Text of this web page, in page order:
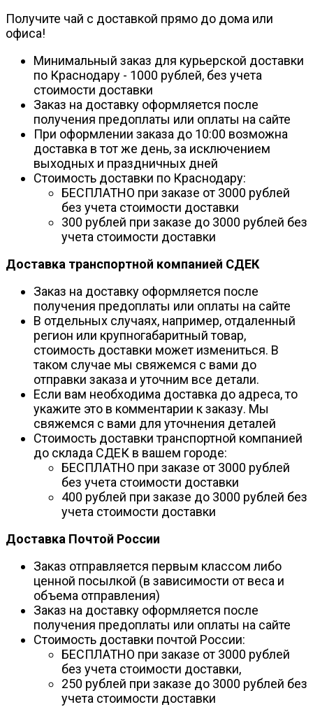
Получите чай с доставкой прямо до дома или
офиса!
Минимальный заказ для курьерской доставки
по Краснодару - 1000 рублей, без учета
стоимости доставки
Заказ на доставку оформляется после
получения предоплаты или оплаты на сайте
При оформлении заказа до 10:00 возможна
доставка в тот же день, за исключением
выходных и праздничных дней
Стоимость доставки по Краснодару:
БЕСПЛАТНО при заказе от 3000 рублей
без учета стоимости доставки
300 рублей при заказе до 3000 рублей без
учета стоимости доставки
Доставка транспортной компанией СДЕК
Заказ на доставку оформляется после
получения предоплаты или оплаты на сайте
В отдельных случаях, например, отдаленный
регион или крупногабаритный товар,
стоимость доставки может измениться. В
таком случае мы свяжемся с вами до
отправки заказа и уточним все детали.
Если вам необходима доставка до адреса, то
укажите это в комментарии к заказу. Мы
свяжемся с вами для уточнения деталей
Стоимость доставки транспортной компанией
до склада СДЕК в вашем городе:
БЕСПЛАТНО при заказе от 3000 рублей
без учета стоимости доставки
400 рублей при заказе до 3000 рублей без
учета стоимости доставки
Доставка Почтой России
Заказ отправляется первым классом либо
ценной посылкой (в зависимости от веса и
объема отправления)
Заказ на доставку оформляется после
получения предоплаты или оплаты на сайте
Стоимость доставки почтой России:
БЕСПЛАТНО при заказе от 3000 рублей
без учета стоимости доставки,
250 рублей при заказе до 3000 рублей без
учета стоимости доставки